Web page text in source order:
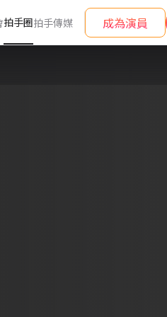
拍手圈拍手傳媒 成為演員